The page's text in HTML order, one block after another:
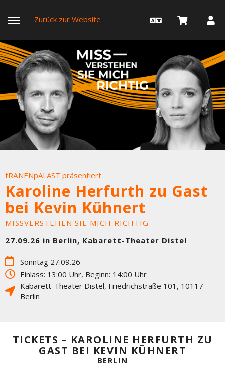
Zurück zur Website
tRÄNENpALAST präsentiert
Karoline Herfurth zu Gast
bei Kevin Kühnert
MISSVERSTEHEN SIE MICH RICHTIG
27.09.26 in Berlin, Kabarett-Theater Distel
Sonntag 27.09.26
Einlass: 13:00 Uhr, Beginn: 14:00 Uhr
Kabarett-Theater Distel, Friedrichstraße 101 , 10117
Berlin
TICKETS – KAROLINE HERFURTH ZU
GAST BEI KEVIN KÜHNERT
BERLIN